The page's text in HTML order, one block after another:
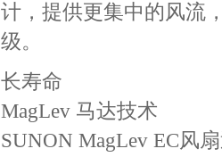
计，提供更集中的风流
级。
长寿命
MagLev 马达技术
SUNON MagLev EC风